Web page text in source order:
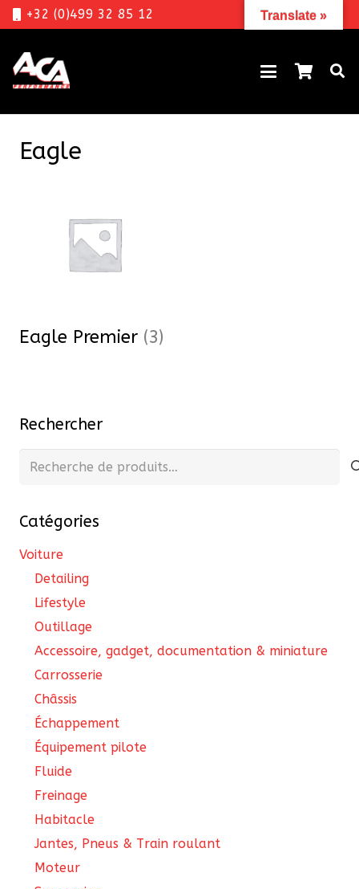
+32 (0)499 32 85 12
Eagle
Eagle Premier (3)
Rechercher
Recherche
Catégories
Voiture
Detailing
Lifestyle
Outillage
Accessoire, gadget, documentation & miniature
Carrosserie
Châssis
Échappement
Équipement pilote
Fluide
Freinage
Habitacle
Jantes, Pneus & Train roulant
Moteur
Translate »